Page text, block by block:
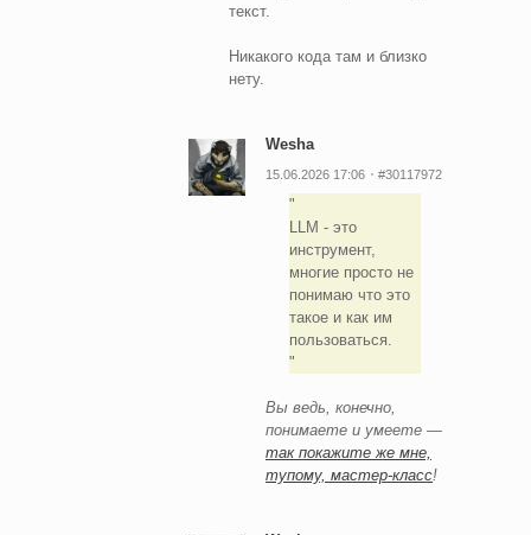
текст.
Никакого кода там и близко
нету.
Wesha
15.06.2026 17:06 #30117972
LLM - это
инструмент,
многие просто не
понимаю что это
такое и как им
пользоваться.
Вы ведь, конечно,
понимаете и умеете —
так покажите же мне,
тупому, мастер-класс!